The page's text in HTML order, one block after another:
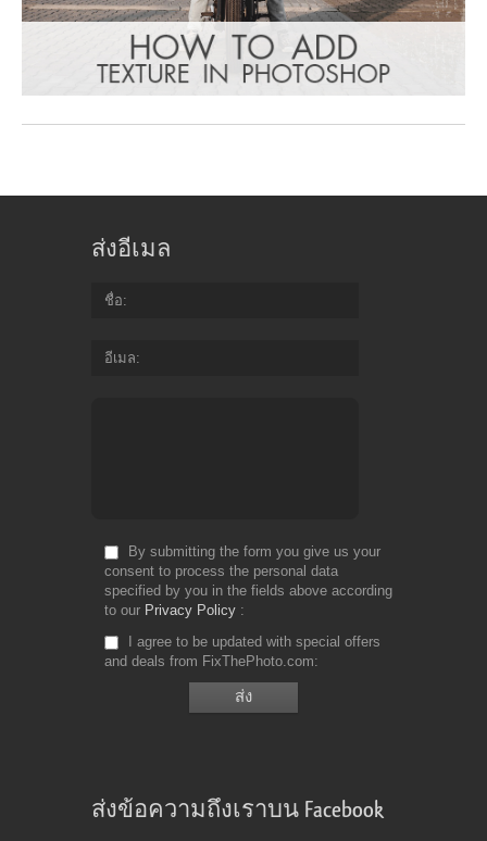
ส่งอีเมล
ชื่อ
อีเมล
By submitting the form you give us your
consent to process the personal data
specified by you in the fields above according
to our Privacy Policy
I agree to be updated with special offers
and deals from FixThePhoto.com
ส่งข้อความถึงเราบน Facebook